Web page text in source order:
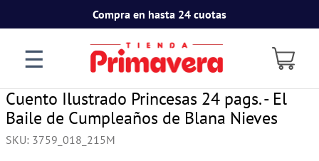
Compra en hasta 24 cuotas
☰
Cuento Ilustrado Princesas 24 pags. - El
Baile de Cumpleaños de Blana Nieves
SKU: 3759_018_215M